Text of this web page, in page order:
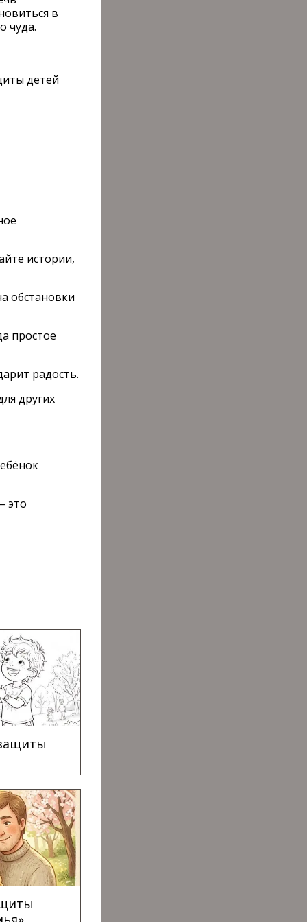
в
чуда.
детей
истории,
обстановки
простое
радость.
других
это